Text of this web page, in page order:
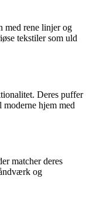
med rene linjer og
tekstiler som uld
Deres puffer
hjem med
matcher deres
og